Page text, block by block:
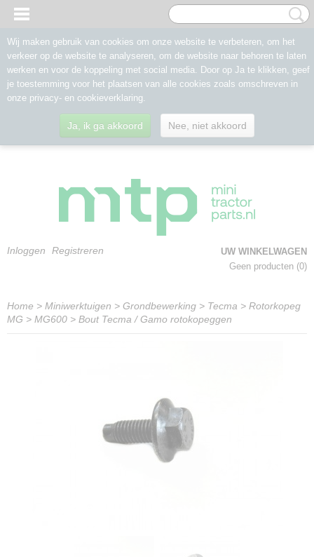
Inloggen Registreren
UW WINKELWAGEN
Geen producten (0)
Home > Miniwerktuigen > Grondbewerking > Tecma > Rotorkopeg
MG > MG600 > Bout Tecma / Gamo rotokopeggen
Wij maken gebruik van cookies om onze website te verbeteren, om het
verkeer op de website te analyseren, om de website naar behoren te laten
werken en voor de koppeling met social media. Door op Ja te klikken, geef
je toestemming voor het plaatsen van alle cookies zoals omschreven in
onze privacy- en cookieverklaring.
Ja, ik ga akkoord Nee, niet akkoord